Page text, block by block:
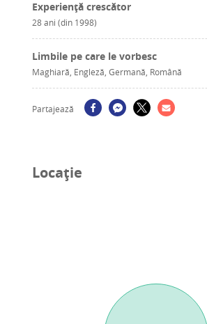
Experiență crescător
28 ani (din 1998)
Limbile pe care le vorbesc
Maghiară, Engleză, Germană, Română
Partajează
Locație